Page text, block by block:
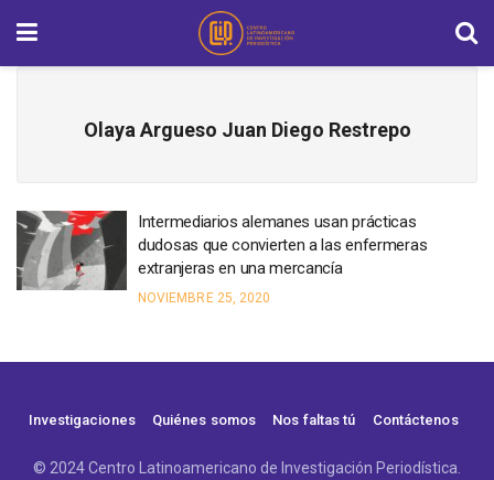
Olaya Argueso Juan Diego Restrepo
Intermediarios alemanes usan prácticas
dudosas que convierten a las enfermeras
extranjeras en una mercancía
NOVIEMBRE 25, 2020
Investigaciones Quiénes somos Nos faltas tú Contáctenos
© 2024 Centro Latinoamericano de Investigación Periodística.